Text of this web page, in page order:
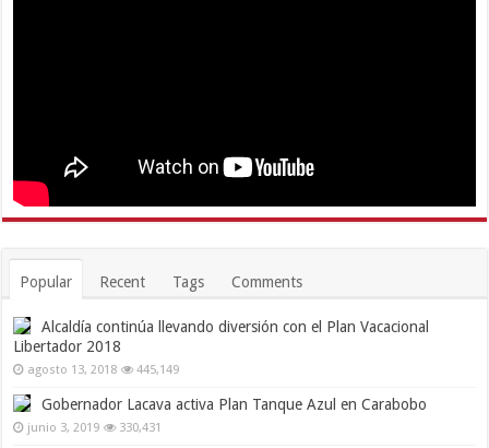
Popular Recent Tags Comments
Alcaldía continúa llevando diversión con el Plan Vacacional
Libertador 2018
agosto 13, 2018 445,149
Gobernador Lacava activa Plan Tanque Azul en Carabobo
junio 3, 2019 330,431